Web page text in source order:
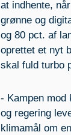
at indhente,
grønne og
og 80 pct. af
oprettet et nyt
skal fuld turbo
- Kampen mod
og regering
klimamål om